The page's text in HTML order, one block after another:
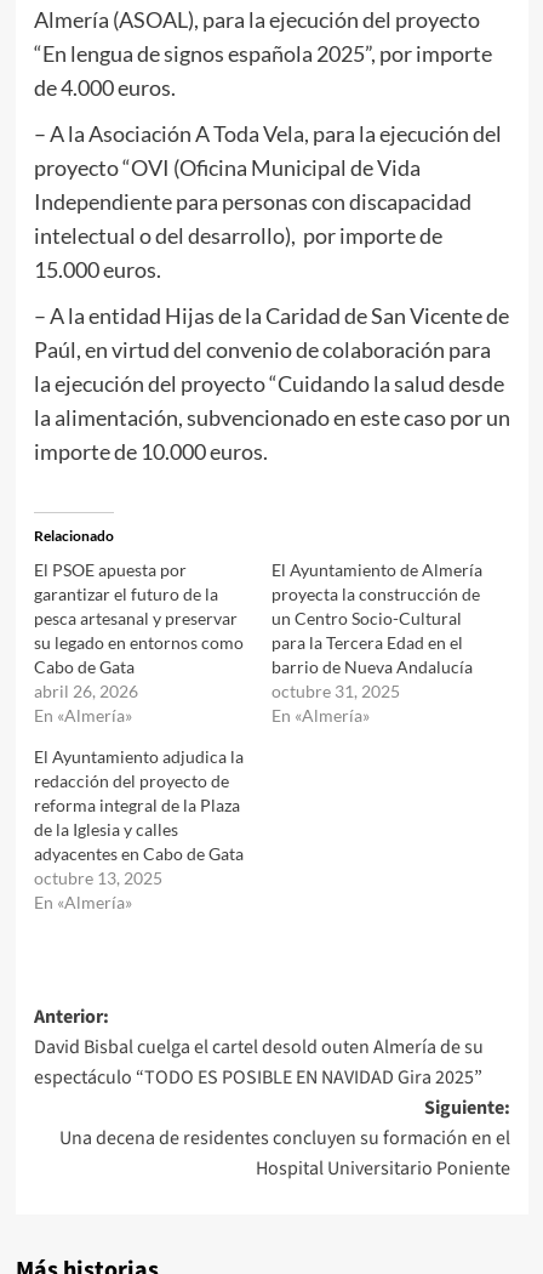
Almería (ASOAL), para la ejecución del proyecto
“En lengua de signos española 2025”, por importe
de 4.000 euros.
– A la Asociación A Toda Vela, para la ejecución del
proyecto “OVI (Oficina Municipal de Vida
Independiente para personas con discapacidad
intelectual o del desarrollo), por importe de
15.000 euros.
– A la entidad Hijas de la Caridad de San Vicente de
Paúl, en virtud del convenio de colaboración para
la ejecución del proyecto “Cuidando la salud desde
la alimentación, subvencionado en este caso por un
importe de 10.000 euros.
Relacionado
El PSOE apuesta por
garantizar el futuro de la
pesca artesanal y preservar
su legado en entornos como
Cabo de Gata
abril 26, 2026
En «Almería»
El Ayuntamiento de Almería
proyecta la construcción de
un Centro Socio-Cultural
para la Tercera Edad en el
barrio de Nueva Andalucía
octubre 31, 2025
En «Almería»
El Ayuntamiento adjudica la
redacción del proyecto de
reforma integral de la Plaza
de la Iglesia y calles
adyacentes en Cabo de Gata
octubre 13, 2025
En «Almería»
Navegación
de
entradas
Anterior:
David Bisbal cuelga el cartel desold outen Almería de su
espectáculo “TODO ES POSIBLE EN NAVIDAD Gira 2025”
Siguiente:
Una decena de residentes concluyen su formación en el
Hospital Universitario Poniente